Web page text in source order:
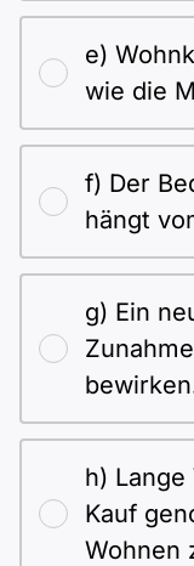
e)
wie die
f) Der
hängt
g) Ein
h)
Kauf
Wohnen